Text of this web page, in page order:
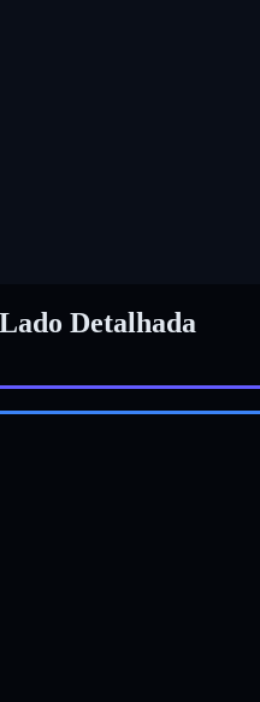
Detalhada